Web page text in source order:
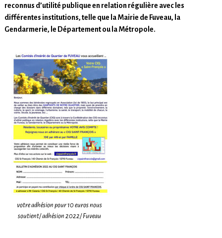
reconnus d’utilité publique en relation régulière avec les
différentes institutions, telle que la Mairie de Fuveau, la
Gendarmerie, le Département ou la Métropole.
votre adhésion pour 10 euros nous
soutient/ adhésion 2022/ Fuveau